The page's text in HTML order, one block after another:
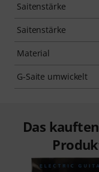
Saitenstärke
Saitenstärke
Material
G-Saite umwickelt
Das